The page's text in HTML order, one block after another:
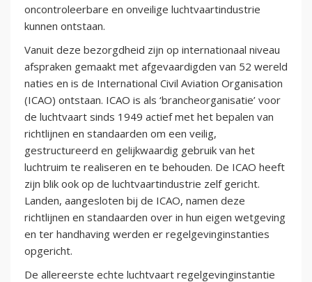
oncontroleerbare en onveilige luchtvaartindustrie
kunnen ontstaan.
Vanuit deze bezorgdheid zijn op internationaal niveau
afspraken gemaakt met afgevaardigden van 52 wereld
naties en is de International Civil Aviation Organisation
(ICAO) ontstaan. ICAO is als ‘brancheorganisatie’ voor
de luchtvaart sinds 1949 actief met het bepalen van
richtlijnen en standaarden om een veilig,
gestructureerd en gelijkwaardig gebruik van het
luchtruim te realiseren en te behouden. De ICAO heeft
zijn blik ook op de luchtvaartindustrie zelf gericht.
Landen, aangesloten bij de ICAO, namen deze
richtlijnen en standaarden over in hun eigen wetgeving
en ter handhaving werden er regelgevinginstanties
opgericht.
De allereerste echte luchtvaart regelgevinginstantie